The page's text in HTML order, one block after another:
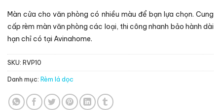
Màn cửa cho văn phòng có nhiều màu để bạn lựa chọn. Cung
cấp rèm màn văn phòng các loại, thi công nhanh bảo hành dài
hạn chỉ có tại Avinahome.
SKU: RVP10
Danh mục: Rèm lá dọc